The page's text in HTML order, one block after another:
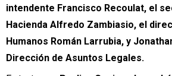
intendente Francisco Recoulat, el
Hacienda Alfredo Zambiasio, el
Humanos Román Larrubia, y
Dirección de Asuntos Legales.